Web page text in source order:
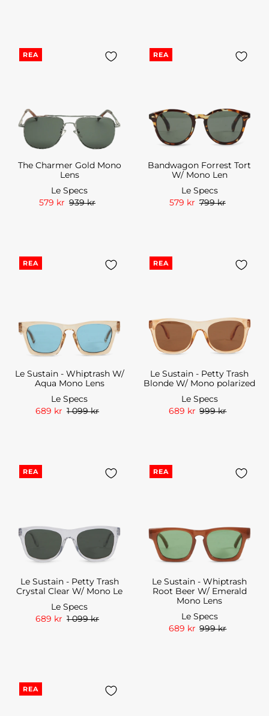
REA
The Charmer Gold Mono
Lens
Le Specs
579 kr 939 kr
REA
Bandwagon Forrest Tort
W/ Mono Len
Le Specs
579 kr 799 kr
REA
Le Sustain - Whiptrash W/
Aqua Mono Lens
Le Specs
689 kr 1 099 kr
REA
Le Sustain - Petty Trash
Blonde W/ Mono polarized
Le Specs
689 kr 999 kr
REA
Le Sustain - Petty Trash
Crystal Clear W/ Mono Le
Le Specs
689 kr 1 099 kr
REA
Le Sustain - Whiptrash
Root Beer W/ Emerald
Mono Lens
Le Specs
689 kr 999 kr
REA